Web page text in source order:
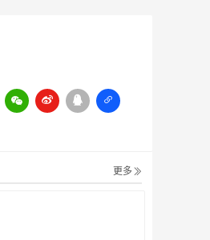
更多